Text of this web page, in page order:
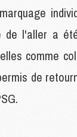
de l'aller a
comme
de